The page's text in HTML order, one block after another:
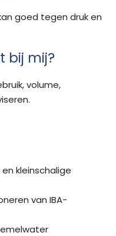
goed tegen druk en
bij mij?
volume,
kleinschalige
van IBA-